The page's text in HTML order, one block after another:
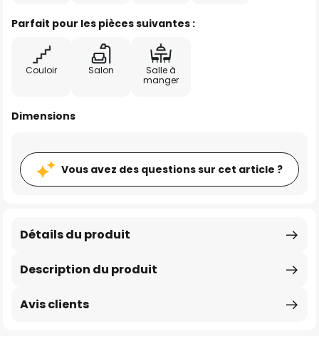
Parfait pour les pièces suivantes :
Couloir Salon
Salle à
manger
Dimensions
Vous avez des questions sur cet article ?
Description du produit
Détails du produit
Avis clients